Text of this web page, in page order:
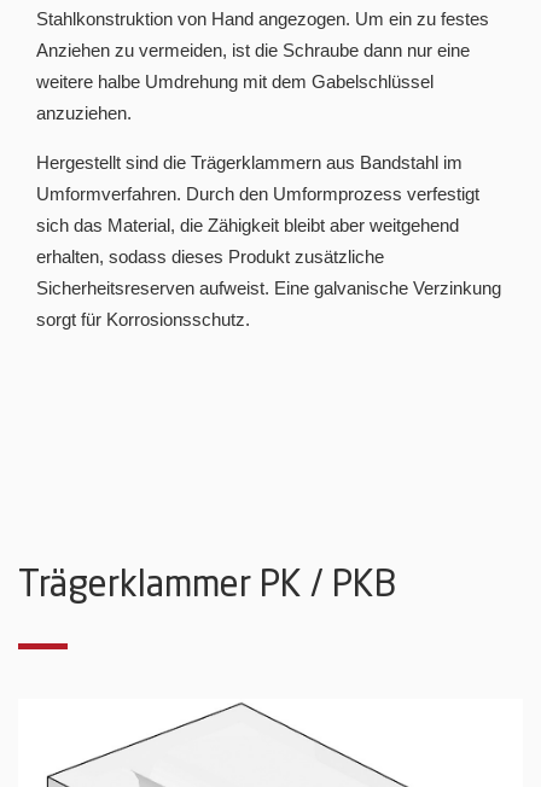
Stahlkonstruktion von Hand angezogen. Um ein zu festes
Anziehen zu vermeiden, ist die Schraube dann nur eine
weitere halbe Umdrehung mit dem Gabelschlüssel
anzuziehen.
Hergestellt sind die Trägerklammern aus Bandstahl im
Umformverfahren. Durch den Umformprozess verfestigt
sich das Material, die Zähigkeit bleibt aber weitgehend
erhalten, sodass dieses Produkt zusätzliche
Sicherheitsreserven aufweist. Eine galvanische Verzinkung
sorgt für Korrosionsschutz.
Trägerklammer PK / PKB